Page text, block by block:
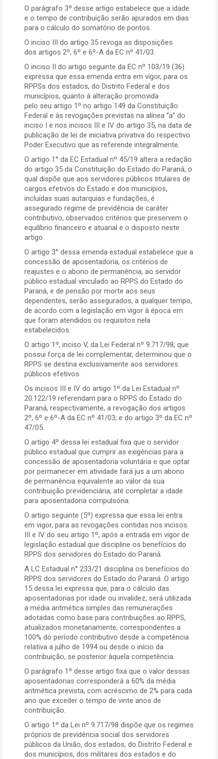
O parágrafo 3º desse artigo estabelece que a idade
e o tempo de contribuição serão apurados em dias
para o cálculo do somatório de pontos.
O inciso III do artigo 35 revoga as disposições
dos artigos 2º, 6º e 6º-A da EC nº 41/03.
O inciso II do artigo seguinte da EC nº 103/19 (36)
expressa que essa emenda entra em vigor, para os
RPPSs dos estados, do Distrito Federal e dos
municípios, quanto à alteração promovida
pelo seu artigo 1º no artigo 149 da Constituição
Federal e às revogações previstas na alínea “a” do
inciso I e nos incisos III e IV do artigo 35, na data de
publicação de lei de iniciativa privativa do respectivo
Poder Executivo que as referende integralmente.
O artigo 1° da EC Estadual nº 45/19 altera a redação
do artigo 35 da Constituição do Estado do Paraná, o
qual dispõe que aos servidores públicos titulares de
cargos efetivos do Estado e dos municípios,
incluídas suas autarquias e fundações, é
assegurado regime de previdência de caráter
contributivo, observados critérios que preservem o
equilíbrio financeiro e atuarial e o disposto neste
artigo.
O artigo 3° dessa emenda estadual estabelece que a
concessão de aposentadoria, os critérios de
reajustes e o abono de permanência, ao servidor
público estadual vinculado ao RPPS do Estado do
Paraná, e de pensão por morte aos seus
dependentes, serão assegurados, a qualquer tempo,
de acordo com a legislação em vigor à época em
que foram atendidos os requisitos nela
estabelecidos.
O artigo 1º, inciso V, da Lei Federal nº 9.717/98, que
possui força de lei complementar, determinou que o
RPPS se destina exclusivamente aos servidores
públicos efetivos.
Os incisos III e IV do artigo 1º da Lei Estadual nº
20.122/19 referendam para o RPPS do Estado do
Paraná, respectivamente, a revogação dos artigos
2º, 6º e 6º-A da EC nº 41/03; e do artigo 3º da EC nº
47/05.
O artigo 4º dessa lei estadual fixa que o servidor
público estadual que cumprir as exigências para a
concessão de aposentadoria voluntária e que optar
por permanecer em atividade fará jus a um abono
de permanência equivalente ao valor da sua
contribuição previdenciária, até completar a idade
para aposentadoria compulsória.
O artigo seguinte (5º) expressa que essa lei entra
em vigor, para as revogações contidas nos incisos
III e IV do seu artigo 1º, após a entrada em vigor de
legislação estadual que discipline os benefícios do
RPPS dos servidores do Estado do Paraná.
A LC Estadual n° 233/21 disciplina os benefícios do
RPPS dos servidores do Estado do Paraná. O artigo
15 dessa lei expressa que, para o cálculo das
aposentadorias por idade ou invalidez, será utilizada
a média aritmética simples das remunerações
adotadas como base para contribuições ao RPPS,
atualizados monetariamente, correspondentes a
100% do período contributivo desde a competência
relativa a julho de 1994 ou desde o início da
contribuição, se posterior àquela competência.
O parágrafo 1º desse artigo fixa que o valor dessas
aposentadorias corresponderá a 60% da média
aritmética prevista, com acréscimo de 2% para cada
ano que exceder o tempo de vinte anos de
contribuição.
O artigo 1º da Lei nº 9.717/98 dispõe que os regimes
próprios de previdência social dos servidores
públicos da União, dos estados, do Distrito Federal e
dos municípios, dos militares dos estados e do